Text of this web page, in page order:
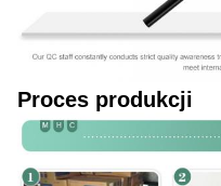
Proces produkcji